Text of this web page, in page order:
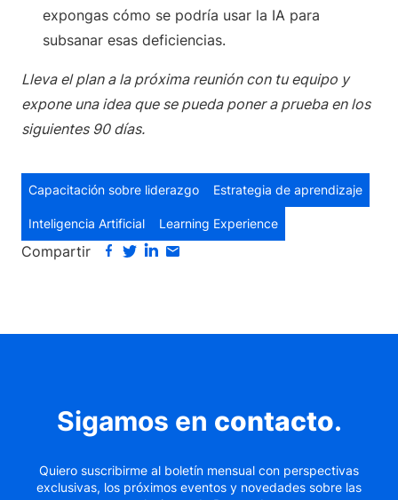
expongas cómo se podría usar la IA para
subsanar esas deficiencias.
Lleva el plan a la próxima reunión con tu equipo y
expone una idea que se pueda poner a prueba en los
siguientes 90 días.
Capacitación sobre liderazgo Estrategia de aprendizaje
Inteligencia Artificial Learning Experience
Compartir
Sigamos en contacto.
Quiero suscribirme al boletín mensual con perspectivas
exclusivas, los próximos eventos y novedades sobre las